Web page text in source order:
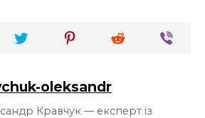
oleksandr
Кравчук — експерт із